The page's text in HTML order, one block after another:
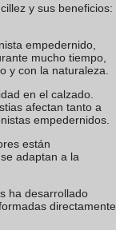
y sus beneficios:
empedernido,
mucho tiempo,
y con la naturaleza.
en el calzado.
afectan tanto a
empedernidos.
están
adaptan a la
ha desarrollado
directamente